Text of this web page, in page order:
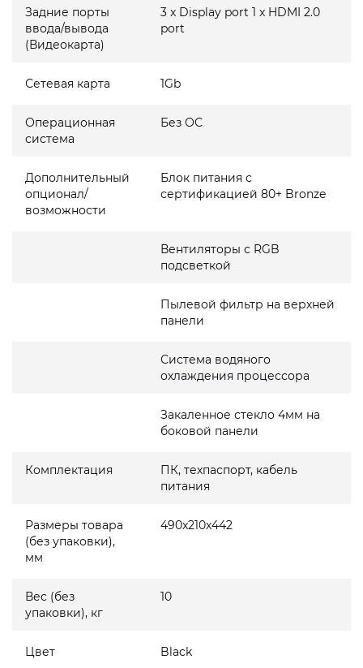
Задние порты
ввода/вывода
(Видеокарта)
3 x Display port 1 x HDMI 2.0
port
Сетевая карта 1Gb
Операционная
система
Без ОС
Дополнительный
опционал/
возможности
Блок питания с
сертификацией 80+ Bronze
Вентиляторы с RGB
подсветкой
Пылевой фильтр на верхней
панели
Система водяного
охлаждения процессора
Закаленное стекло 4мм на
боковой панели
Комплектация
ПК, техпаспорт, кабель
питания
Размеры товара
(без упаковки),
мм
490x210x442
Вес (без
упаковки), кг
10
Цвет Black